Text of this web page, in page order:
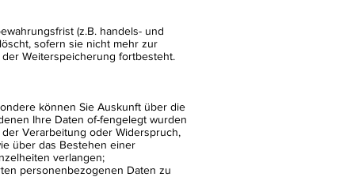
(z.B. handels- und
sofern sie nicht mehr zur
Weiterspeicherung fortbesteht.
können Sie Auskunft über die
Ihre Daten of-fengelegt wurden
Verarbeitung oder Widerspruch,
über das Bestehen einer
verlangen;
personenbezogenen Daten zu